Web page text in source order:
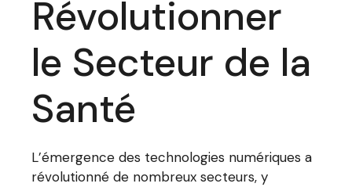
Révolutionner
le Secteur de la
Santé
L’émergence des technologies numériques a
révolutionné de nombreux secteurs, y